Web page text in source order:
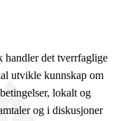
handler det tverrfaglige
utvikle kunnskap om
lokalt og
og i diskusjoner